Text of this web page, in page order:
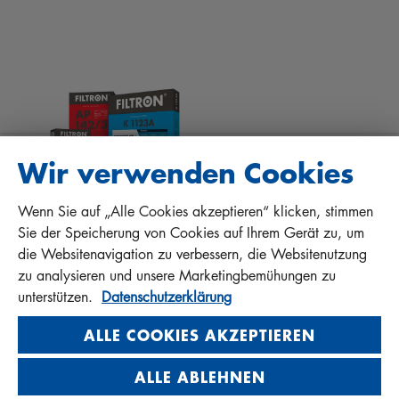
PROTECT+
FAQ
MANN+HUMMEL FT Poland
Sp. z o. o. Sp. k.
ul. Wrocławska 145, 63-800 GOSTYŃ, POLAND
Privacy Statement
Imprint
Wir verwenden Cookies
Wenn Sie auf „Alle Cookies akzeptieren“ klicken, stimmen
Sie der Speicherung von Cookies auf Ihrem Gerät zu, um
die Websitenavigation zu verbessern, die Websitenutzung
zu analysieren und unsere Marketingbemühungen zu
unterstützen. Datenschutzerklärung
ALLE COOKIES AKZEPTIEREN
ALLE ABLEHNEN